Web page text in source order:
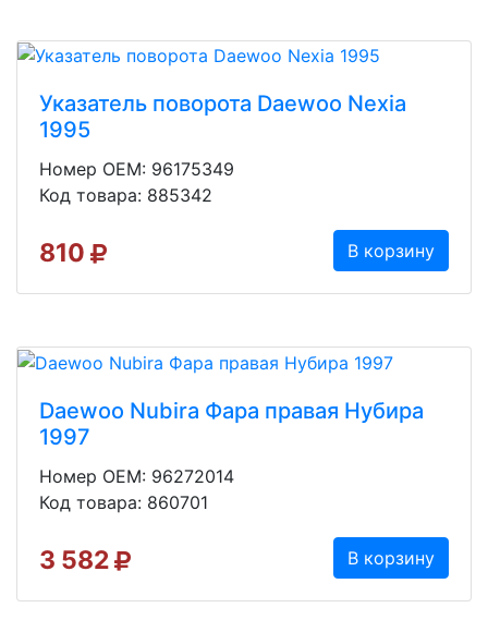
Указатель поворота Daewoo Nexia
1995
Номер OEM: 96175349
Код товара: 885342
810 В корзину
Daewoo Nubira Фара правая Нубира
1997
Номер OEM: 96272014
Код товара: 860701
3 582 В корзину